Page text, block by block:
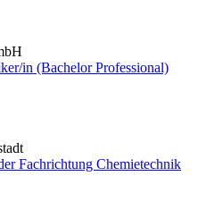
in (Bachelor Professional)
Fachrichtung Chemietechnik